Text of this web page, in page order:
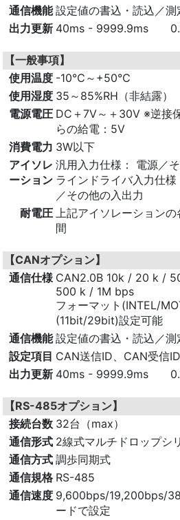
通信機能 設定値の書込・読込／測
出力更新 40ms - 9999.9ms
【一般事項】
使用温度 -10℃～+50℃
使用湿度 35～85%RH（非結露）
電源電圧 DC＋7V～＋30V ※逆接
らの給電：5V
消費電力 3W以下
アイソレ
ーション
汎用入力仕様： 電源／
ラインドライバ入力仕
／その他の入出力
耐電圧 上記アイソレーショ
間
【CANオプション】
通信仕様 CAN2.0B 10k / 20 k /
500 k / 1M bps
フォーマット(INTEL/
(11bit/29bit)設定可能
通信機能 設定値の書込・読込／測
設定項目 CAN送信ID、CAN受信ID
出力更新 40ms - 9999.9ms
【RS-485オプション】
接続台数 32台（max）
通信形式 2線式マルチドロップシ
通信方式 調歩同期式
通信規格 RS-485
通信速度 9,600bps/19,200bps/
ードで設定